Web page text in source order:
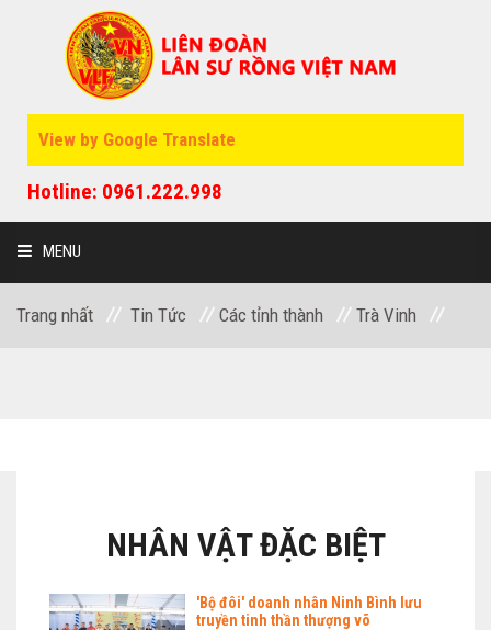
View by Google Translate
Hotline: 0961.222.998
MENU
CỬA HÀNG
Trang nhất Tin Tức Các tỉnh thành Trà Vinh
NHÂN VẬT ĐẶC BIỆT
'Bộ đôi' doanh nhân Ninh Bình lưu
truyền tinh thần thượng võ